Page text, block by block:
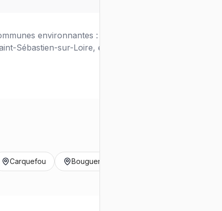
environnantes : Saint-Herblain,
Sébastien-sur-Loire, et bien d'autres.
Carquefou Bouguenais